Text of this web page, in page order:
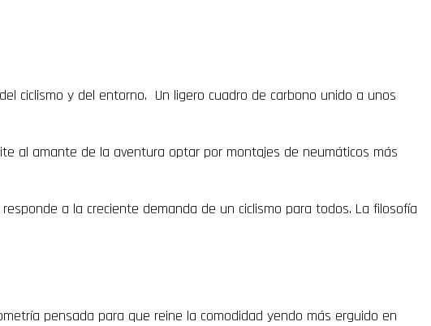
ciclismo y del entorno. Un ligero cuadro de carbono unido a unos
al amante de la aventura optar por montajes de neumáticos más
a la creciente demanda de un ciclismo para todos. La filosofía
pensada para que reine la comodidad yendo más erguido en